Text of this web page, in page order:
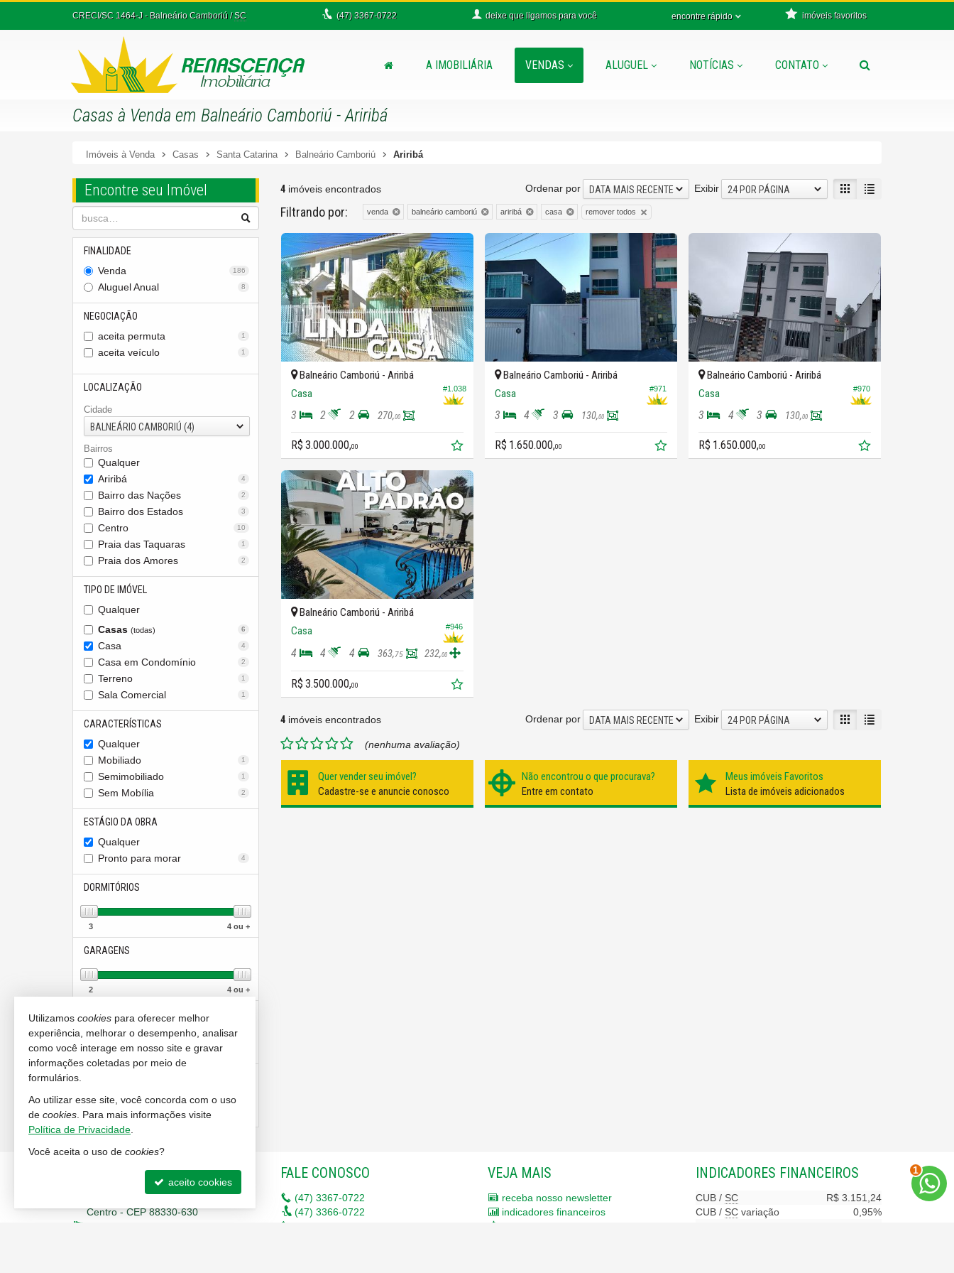
CRECI/SC 1464-J - Balneário Camboriú /SC (47)3367-0722 deixe que ligamos para você encontre rápido imóveis favoritos
A IMOBILIÁRIA VENDAS ALUGUEL NOTÍCIAS CONTATO
Casas à Venda em Balneário Camboriú - Ariribá
Imóveis à Venda Casas Santa Catarina Balneário Camboriú Ariribá
Encontre seu Imóvel
FINALIDADE
Venda
186
Aluguel Anual 8
NEGOCIAÇÃO
aceita permuta
1
aceita veículo 1
LOCALIZAÇÃO
Cidade
BALNEÁRIO CAMBORIÚ (4)
Bairros
Qualquer
Ariribá
4
Bairro das Nações 2
Bairro dos Estados 3
Centro 10
Praia das Taquaras 1
Praia dos Amores 2
TIPO DE IMÓVEL
Qualquer
Casas (todas) 6
Casa 4
Casa em Condomínio 2
Terreno 1
Sala Comercial 1
CARACTERÍSTICAS
Qualquer
Mobiliado
1
Semimobiliado 1
Sem Mobília 2
ESTÁGIO DA OBRA
Qualquer
Pronto para morar
4
DORMITÓRIOS
3 4 ou +
GARAGENS
2 4 ou +
FAIXA DE PREÇO
R$1.650.000 R$3.500.000 ou +
130m² 360
4imóveis encontrados Exibir 24 POR PÁGINA
Ordenar por DATA MAIS RECENTE
Filtrando por: venda balneário camboriú ariribá casa remover todos
#1.038
Balneário Camboriú - Ariribá
Casa
3 2 2 270,00
R$ 3.000.000,00
#971
Balneário Camboriú - Ariribá
Casa
3 4 3 130,00
R$ 1.650.000,00
#970
Balneário Camboriú - Ariribá
Casa
3 4 3 130,00
R$ 1.650.000,00
#946
Balneário Camboriú - Ariribá
Casa
4 4 4 363,75 232,00
R$ 3.500.000,00
4imóveis encontrados Exibir 24 POR PÁGINA
Ordenar por DATA MAIS RECENTE
(nenhuma avaliação)
Quer vender seu imóvel?
Cadastre-se e anuncie conosco
Não encontrou o que procurava?
Entre em contato
Meus imóveis Favoritos
Lista de imóveis adicionados
IMOBILIÁRIA RENASCENÇA
Rua 620, nº 123 - Sala 6
Centro - CEP 88330-630
FALE CONOSCO
(47) 3367-0722
(47) 3366-0722
VEJA MAIS
receba nosso newsletter
indicadores financeiros
INDICADORES FINANCEIROS
CUB / SC
R$ 3.151,24
CUB / SCvariação
0,95%
1
Utilizamos cookies para oferecer melhor
experiência, melhorar o desempenho, analisar
como você interage em nosso site e gravar
informações coletadas por meio de
formulários.
Ao utilizar esse site, você concorda com o uso
de cookies . Para mais informações visite
Política de Privacidade
Você aceita o uso de cookies?
aceito cookies